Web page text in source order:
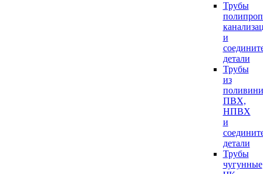
Трубы
и
детали
Трубы
из
ПВХ,
НПВХ
и
детали
Трубы
чугунные